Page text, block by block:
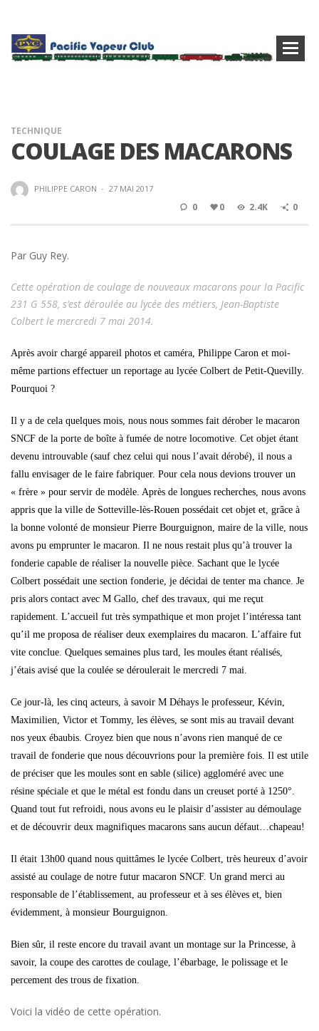
TECHNIQUE
COULAGE DES MACARONS
PHILIPPE CARON · 27 MAI 2017
0 0 2.4K 0
Par Guy Rey.
Cette opération de coulage de nouveaux macarons pour la Pacific
231 G 558, s’est déroulée au lycée des métiers, Jean-Baptiste
Colbert le mercredi 7 mai 2014.
Après avoir chargé appareil photos et caméra, Philippe Caron et moi-
même partions effectuer un reportage au lycée Colbert de Petit-Quevilly.
Pourquoi ?
Il y a de cela quelques mois, nous nous sommes fait dérober le macaron
SNCF de la porte de boîte à fumée de notre locomotive. Cet objet étant
devenu introuvable (sauf chez celui qui nous l’avait dérobé), il nous a
fallu envisager de le faire fabriquer. Pour cela nous devions trouver un
« frère » pour servir de modèle. Après de longues recherches, nous avons
appris que la ville de Sotteville-lès-Rouen possédait cet objet et, grâce à
la bonne volonté de monsieur Pierre Bourguignon, maire de la ville, nous
avons pu emprunter le macaron. Il ne nous restait plus qu’à trouver la
fonderie capable de réaliser la nouvelle pièce. Sachant que le lycée
Colbert possédait une section fonderie, je décidai de tenter ma chance. Je
pris alors contact avec M Gallo, chef des travaux, qui me reçut
rapidement. L’accueil fut très sympathique et mon projet l’intéressa tant
qu’il me proposa de réaliser deux exemplaires du macaron. L’affaire fut
vite conclue. Quelques semaines plus tard, les moules étant réalisés,
j’étais avisé que la coulée se déroulerait le mercredi 7 mai.
Ce jour-là, les cinq acteurs, à savoir M Déhays le professeur, Kévin,
Maximilien, Victor et Tommy, les élèves, se sont mis au travail devant
nos yeux ébaubis. Croyez bien que nous n’avons rien manqué de ce
travail de fonderie que nous découvrions pour la première fois. Il est utile
de préciser que les moules sont en sable (silice) aggloméré avec une
résine spéciale et que le métal est fondu dans un creuset porté à 1250°.
Quand tout fut refroidi, nous avons eu le plaisir d’assister au démoulage
et de découvrir deux magnifiques macarons sans aucun défaut…chapeau!
Il était 13h00 quand nous quittâmes le lycée Colbert, très heureux d’avoir
assisté au coulage de notre futur macaron SNCF. Un grand merci au
responsable de l’établissement, au professeur et à ses élèves et, bien
évidemment, à monsieur Bourguignon.
Bien sûr, il reste encore du travail avant un montage sur la Princesse, à
savoir, la coupe des carottes de coulage, l’ébarbage, le polissage et le
percement des trous de fixation.
Voici la vidéo de cette opération.